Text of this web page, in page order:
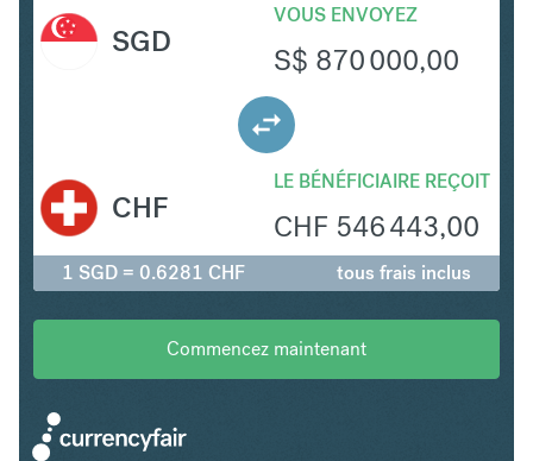
SGD
VOUS ENVOYEZ
S$ 870 000,00
LE BÉNÉFICIAIRE REÇOIT
CHF 546 443,00
CHF
1 SGD = 0.6281 CHF tous frais inclus
Commencez maintenant